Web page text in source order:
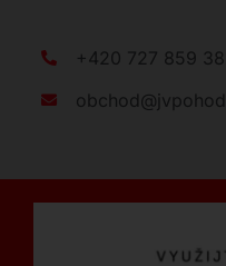
+420 727 859